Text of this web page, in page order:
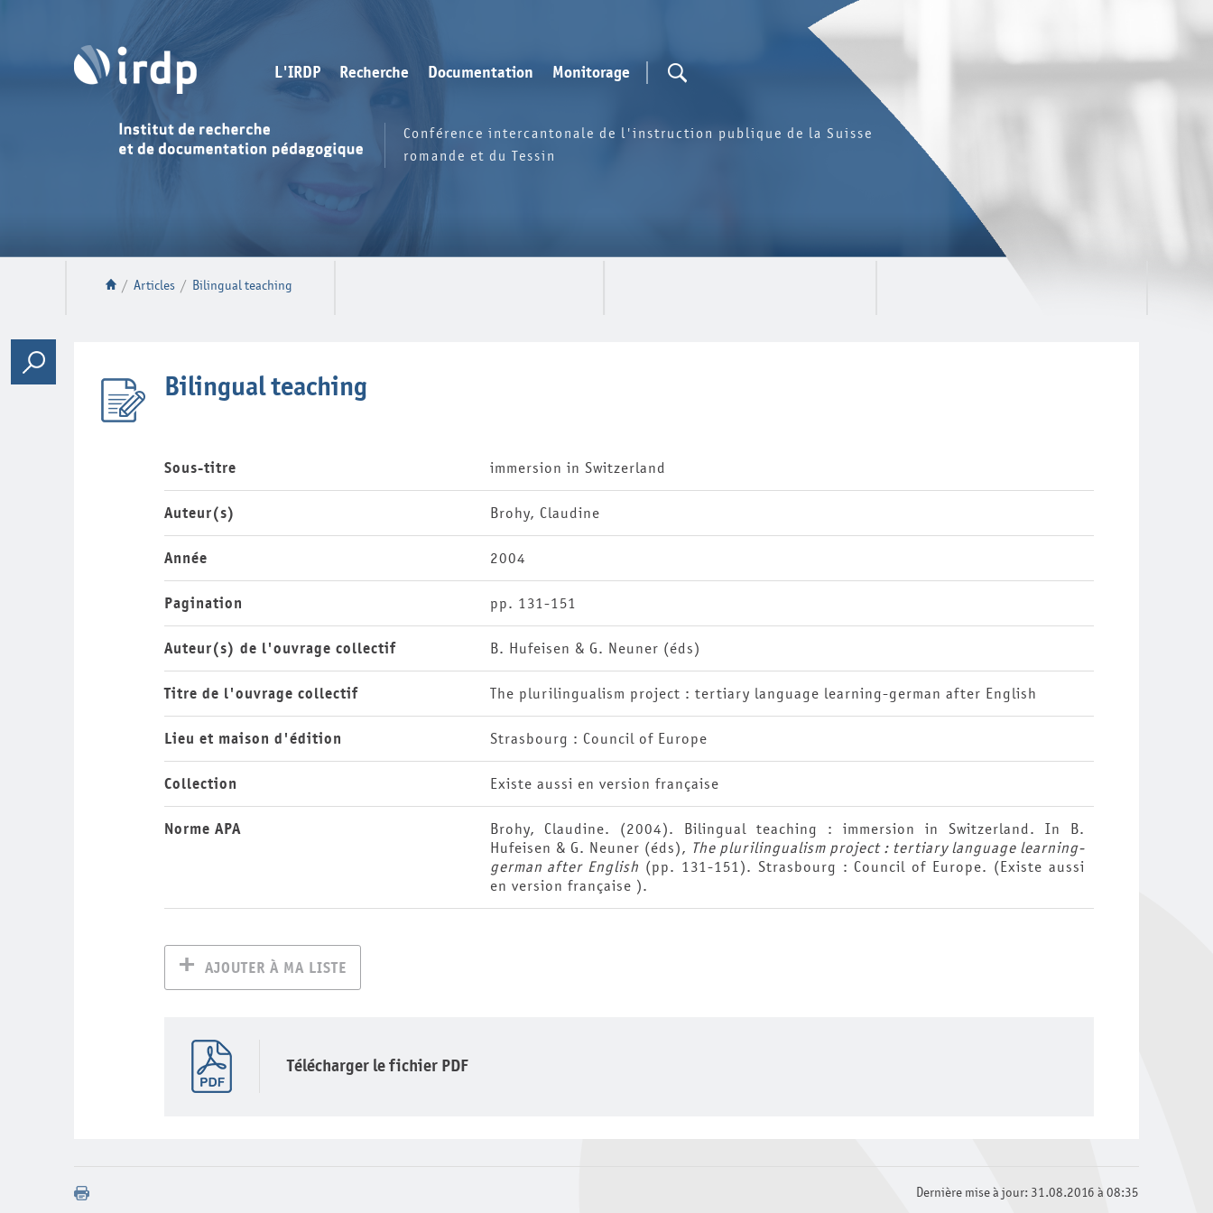
L'IRDP Recherche Documentation Monitorage
Conférence intercantonale de l'instruction publique de la Suisse
romande et du Tessin
/ Articles / Bilingual teaching
Bilingual teaching
Sous-titre immersion in Switzerland
Auteur(s) Brohy, Claudine
Année 2004
Pagination pp. 131-151
Auteur(s) de l'ouvrage collectif B. Hufeisen & G. Neuner (éds)
Titre de l'ouvrage collectif The plurilingualism project : tertiary language learning-german after English
Lieu et maison d'édition Strasbourg : Council of Europe
Collection Existe aussi en version française
Norme APA
Brohy, Claudine. (2004). Bilingual teaching : immersion in Switzerland. In B.
Hufeisen & G. Neuner (éds), The plurilingualism project : tertiary language learning-
german after English (pp. 131-151). Strasbourg : Council of Europe. (Existe aussi
en version française ).
AJOUTER À MA LISTE
Télécharger le fichier PDF
Dernière mise à jour: 31.08.2016 à 08:35